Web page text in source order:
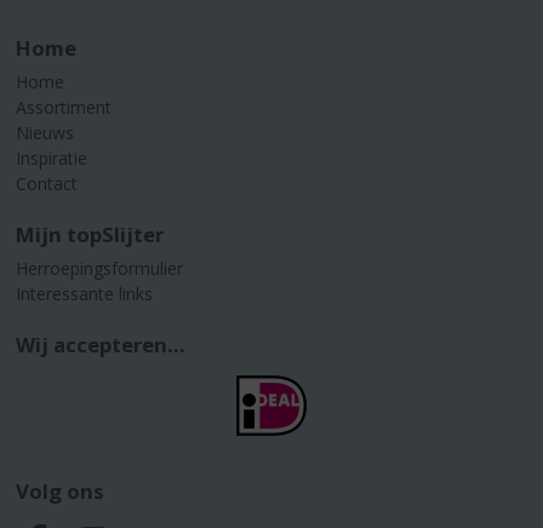
Home
Home
Assortiment
Nieuws
Inspiratie
Contact
Mijn topSlijter
Herroepingsformulier
Interessante links
Wij accepteren...
Volg ons